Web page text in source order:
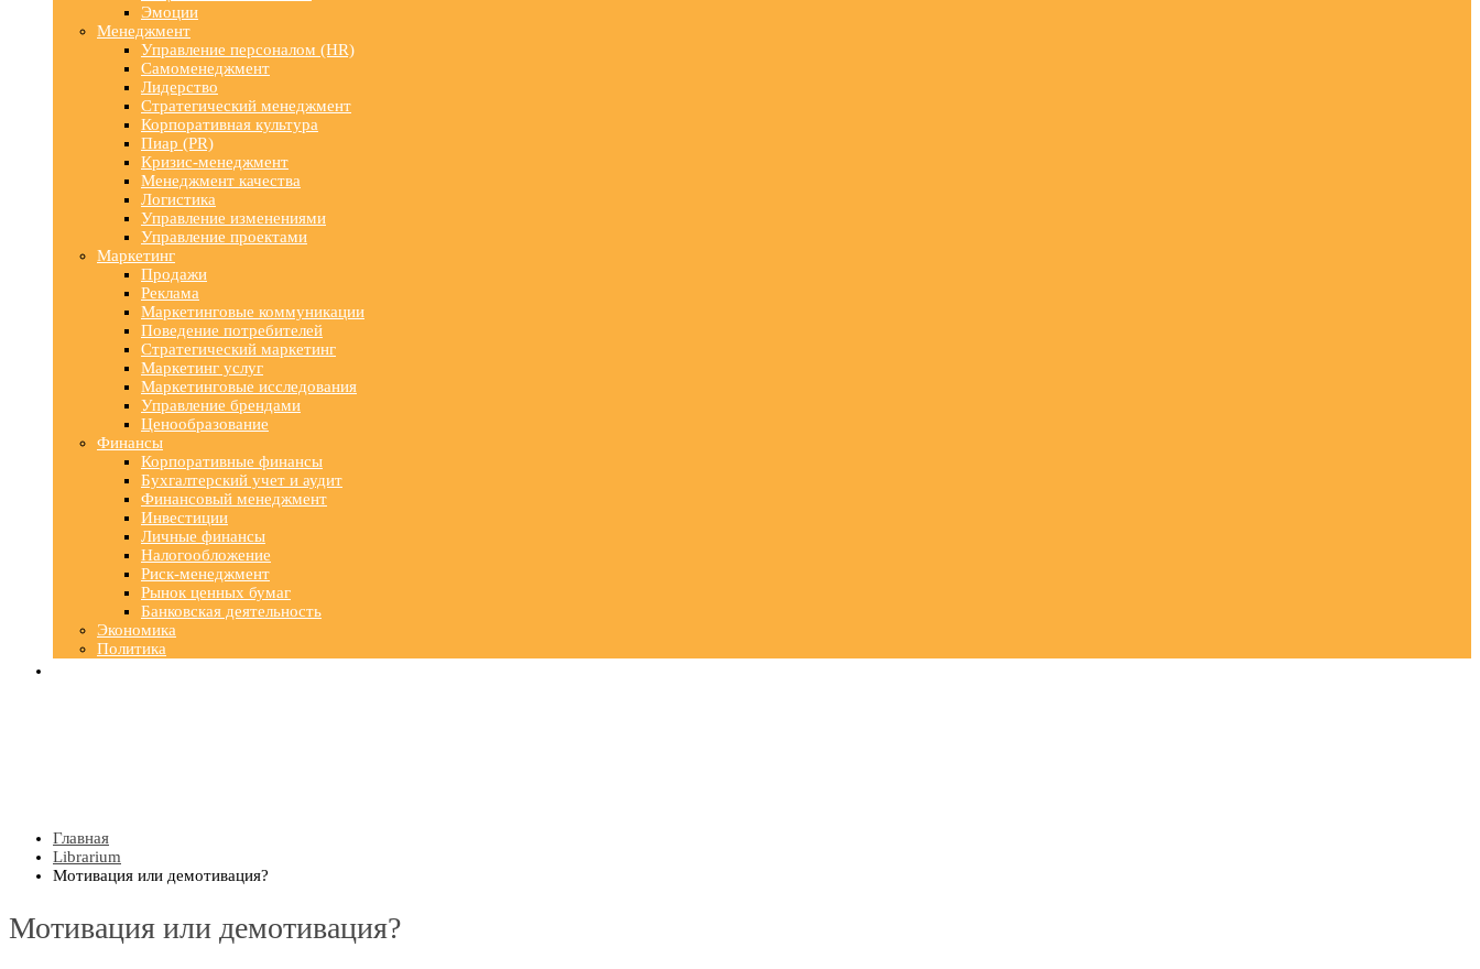
Эмоции
Менеджмент
Управление персоналом (HR)
Самоменеджмент
Лидерство
Стратегический менеджмент
Корпоративная культура
Пиар (PR)
Кризис-менеджмент
Менеджмент качества
Логистика
Управление изменениями
Управление проектами
Маркетинг
Продажи
Реклама
Маркетинговые коммуникации
Поведение потребителей
Стратегический маркетинг
Маркетинг услуг
Маркетинговые исследования
Управление брендами
Ценообразование
Финансы
Корпоративные финансы
Бухгалтерский учет и аудит
Финансовый менеджмент
Инвестиции
Личные финансы
Налогообложение
Риск-менеджмент
Рынок ценных бумаг
Банковская деятельность
Экономика
Политика
Главная
Librarium
Мотивация или демотивация?
Мотивация или демотивация?